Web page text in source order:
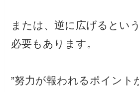
または、逆に広げるとい
必要もあります。
”努力が報われるポイント